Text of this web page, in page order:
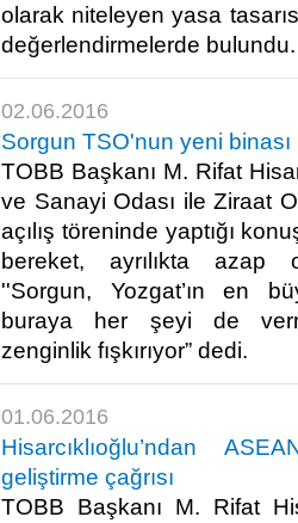
olarak niteleyen yasa
değerlendirmelerde bulundu.​
02.06.2016
Sorgun TSO'nun yeni binası
TOBB Başkanı M. Rifat
ve Sanayi Odası ile Ziraat
açılış töreninde yaptığı
bereket, ayrılıkta azap
''Sorgun, Yozgat’ın en
buraya her şeyi de
zenginlik fışkırıyor” dedi.​
01.06.2016
Hisarcıklıoğlu’ndan
geliştirme çağrısı
TOBB Başkanı M. Rifat